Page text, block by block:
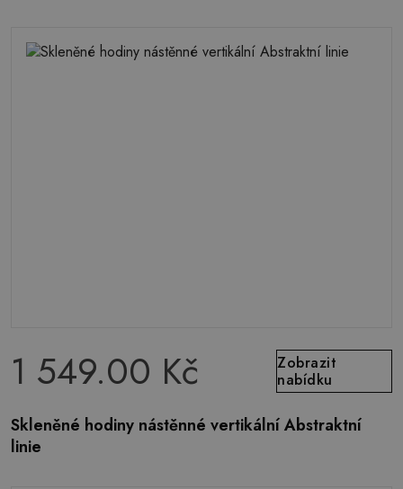
1 549.00 Kč
Zobrazit
nabídku
Skleněné hodiny nástěnné vertikální Abstraktní
linie